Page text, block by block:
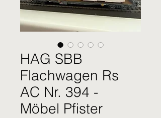
HAG SBB
Flachwagen Rs
AC Nr. 394 -
Möbel Pfister